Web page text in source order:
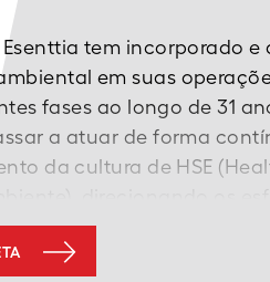
tem incorporado
em suas
fases ao longo de 31
a atuar de forma
da cultura de HSE
direcionando os
com base na
apoio metodológico,